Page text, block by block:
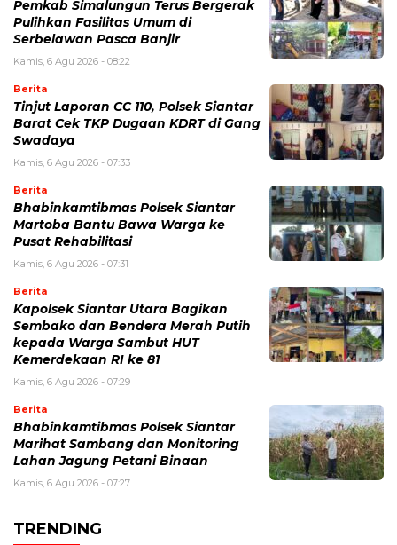
Pemkab Simalungun Terus Bergerak
Pulihkan Fasilitas Umum di
Serbelawan Pasca Banjir
Kamis, 6 Agu 2026 - 08:22
Berita
Tinjut Laporan CC 110, Polsek Siantar
Barat Cek TKP Dugaan KDRT di Gang
Swadaya
Kamis, 6 Agu 2026 - 07:33
Berita
Bhabinkamtibmas Polsek Siantar
Martoba Bantu Bawa Warga ke
Pusat Rehabilitasi
Kamis, 6 Agu 2026 - 07:31
Berita
Kapolsek Siantar Utara Bagikan
Sembako dan Bendera Merah Putih
kepada Warga Sambut HUT
Kemerdekaan RI ke 81
Kamis, 6 Agu 2026 - 07:29
Berita
Bhabinkamtibmas Polsek Siantar
Marihat Sambang dan Monitoring
Lahan Jagung Petani Binaan
Kamis, 6 Agu 2026 - 07:27
TRENDING